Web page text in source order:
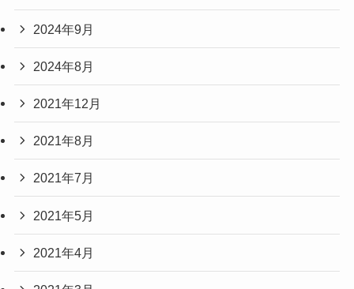
2024年9月
2024年8月
2021年12月
2021年8月
2021年7月
2021年5月
2021年4月